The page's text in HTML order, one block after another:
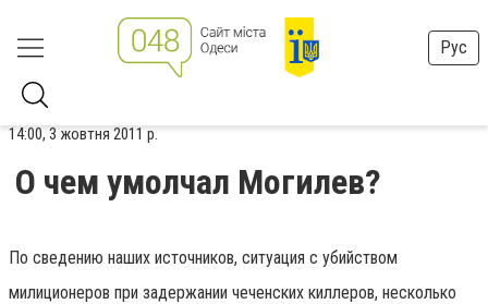
Рус
14:00, 3 жовтня 2011 р.
О чем умолчал Могилев?
По сведению наших источников, ситуация с убийством
милиционеров при задержании чеченских киллеров, несколько